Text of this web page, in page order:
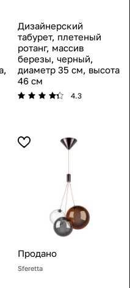
Дизайнерский
табурет, плетеный
ротанг, массив
березы, черный,
диаметр 35 см, высота
46 см
4.3
Продано
Sferetta